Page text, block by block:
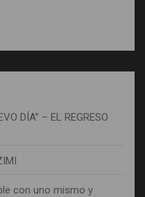
DÍA” – EL REGRESO
con uno mismo y